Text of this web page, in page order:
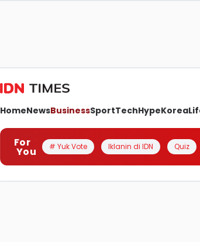
HomeNewsBusinessSportTechHypeKorea
For
You # Yuk Vote Iklanin di IDN Quiz